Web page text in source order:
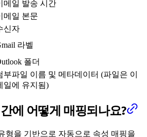
메일 발송 시간
메일 본문
신자
라벨
폴더
부파일 이름 및 메타데이터 (파일은 이
일에 유지됨)
에 어떻게 매핑되나요?
형을 기반으로 자동으로 속성 매핑을